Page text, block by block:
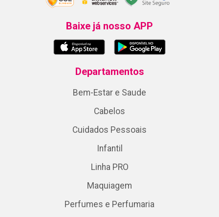
Baixe já nosso APP
Departamentos
Bem-Estar e Saude
Cabelos
Cuidados Pessoais
Infantil
Linha PRO
Maquiagem
Perfumes e Perfumaria